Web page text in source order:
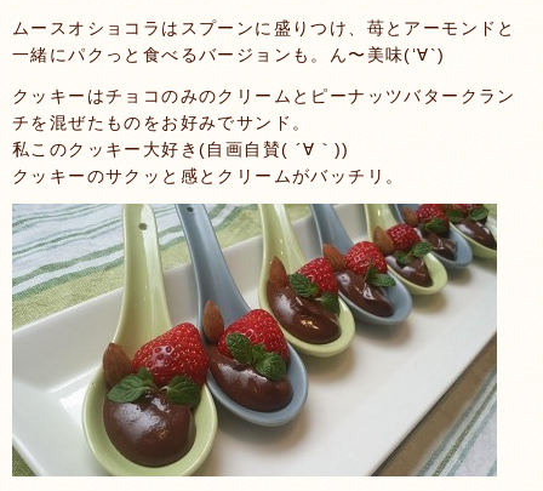
ムースオショコラはスプーンに盛りつけ、苺とアーモンドと
一緒にパクっと食べるバージョンも。ん〜美味(‘∀`)
クッキーはチョコのみのクリームとピーナッツバタークラン
チを混ぜたものをお好みでサンド。
私このクッキー大好き(自画自賛( ´∀｀))
クッキーのサクッと感とクリームがバッチリ。